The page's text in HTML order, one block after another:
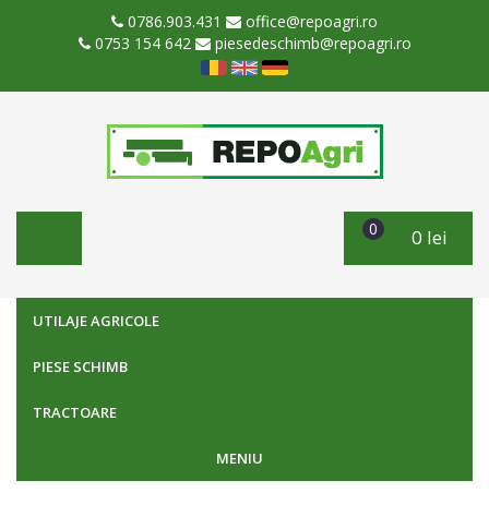
0786.903.431
office@repoagri.ro
0753 154 642
piesedeschimb@repoagri.ro
0 0 lei
UTILAJE AGRICOLE
PIESE SCHIMB
TRACTOARE
MENIU